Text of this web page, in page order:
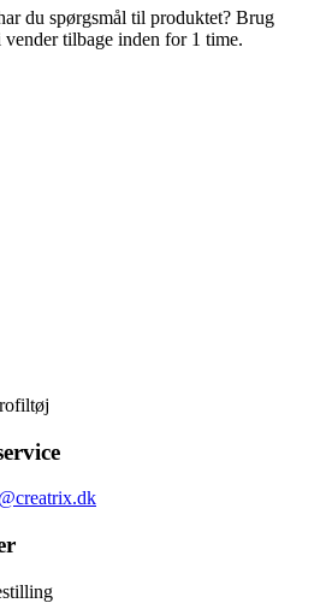
du spørgsmål til produktet? Brug
tilbage inden for 1 time.